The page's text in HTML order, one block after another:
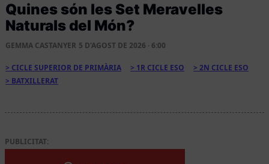
Quines són les Set Meravelles
Naturals del Món?
GEMMA CASTANYER 5 D'AGOST DE 2026 · 6:00
CICLE SUPERIOR DE PRIMÀRIA 1R CICLE ESO
2N CICLE ESO
BATXILLERAT
PUBLICITAT: